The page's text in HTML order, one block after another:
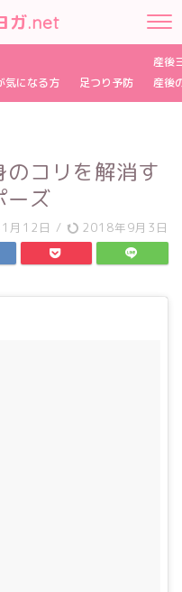
ガ.net
気になる方 足つり予防
産後
産後
コリを解消す
ーズ
月12日 / 2018年9月3日